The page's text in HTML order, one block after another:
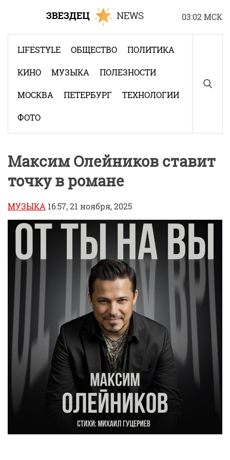
03:02 МСК
LIFESTYLE ОБЩЕСТВО ПОЛИТИКА
КИНО МУЗЫКА ПОЛЕЗНОСТИ
МОСКВА ПЕТЕРБУРГ ТЕХНОЛОГИИ
ФОТО
Максим Олейников ставит
точку в романе
МУЗЫКА 16:57, 21 ноября, 2025